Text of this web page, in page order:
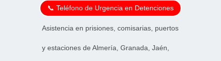
📞 Teléfono de Urgencia en Detenciones
Asistencia en prisiones, comisarias, puertos
y estaciones de Almería, Granada, Jaén,